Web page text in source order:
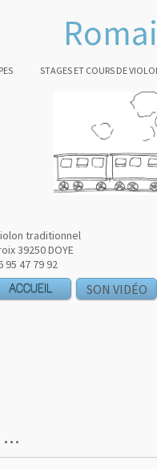
STAGES ET COURS DE
SON VIDÉO
traditionnel
39250 DOYE
47 79 92
ACCUEIL